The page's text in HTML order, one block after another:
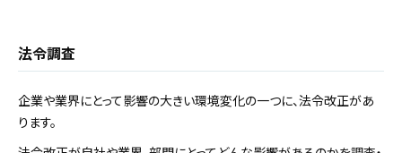
法令調査
企業や業界にとって影響の大きい環境変化の一つに、法令改正があ
ります。